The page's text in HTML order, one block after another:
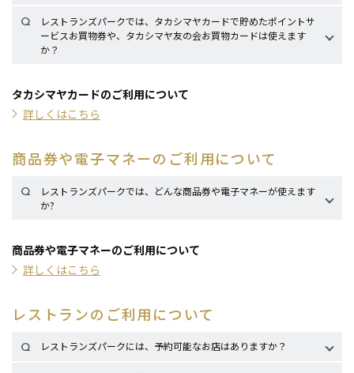
レストランズパーク各店は専門店のため加盟店扱い（高島屋以外
でのお買上げ扱い）となるため、現金支払いではポイントは付き
ません。カードでお支払いいただいた場合に限り、各々以下のポ
イントが付きます。
タカシマヤプラチナ
デビットカード
タカシマヤカード
ご利用額200円（税込）ごとに
ご利用額100円（税込）ごとに
レストランズパークでは、タカシマヤカードで貯めたポイントサ
ービスお買物券や、タカシマヤ友の会お買物カードは使えます
か？
ヤ友の会お買物カードをご使用いただけます。
※タカシマヤポイントカード1,000円お買物券はご使用いただけ
ません。
タカシマヤカードのご利用について
詳しくはこちら
商品券や電子マネーのご利用について
レストランズパークでは、どんな商品券や電子マネーが使えます
か?
ざまな商品券がご使用いただけます。
・電子マネー：各種交通系電子マネー、楽天Edy、iD、その他各
種QR・バーコード決済がご使用いただけます。
商品券や電子マネーのご利用について
詳しくはこちら
レストランのご利用について
レストランズパークには、予約可能なお店はありますか？